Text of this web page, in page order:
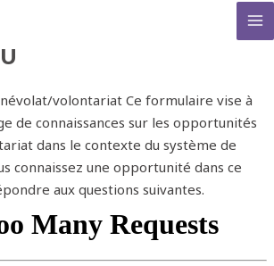
volontariat Ce formulaire vise à
de connaissances sur les opportunités
dans le contexte du système de
connaissez une opportunité dans ce
aux questions suivantes.